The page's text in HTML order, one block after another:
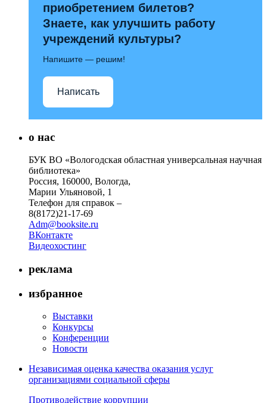
приобретением билетов?
Знаете, как улучшить работу
учреждений культуры?
Напишите — решим!
Написать
о нас
БУК ВО «Вологодская областная универсальная научная
библиотека»
Россия, 160000, Вологда,
Марии Ульяновой, 1
Телефон для справок –
8(8172)21-17-69
Adm@booksite.ru
ВКонтакте
Видеохостинг
реклама
избранное
Выставки
Конкурсы
Конференции
Новости
Независимая оценка качества оказания услуг
организациями социальной сферы
Противодействие коррупции